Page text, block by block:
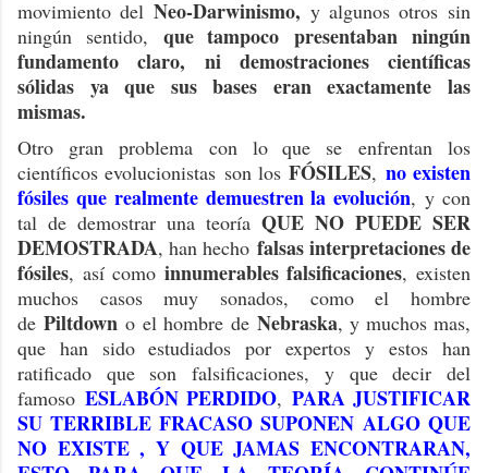
movimiento del Neo-Darwinismo, y algunos otros sin
ningún sentido, que tampoco presentaban ningún
fundamento claro, ni demostraciones científicas
sólidas ya que sus bases eran exactamente las
mismas.
Otro gran problema con lo que se enfrentan los
científicos evolucionistas son losFÓSILES, no existen
fósiles que realmente demuestren la evolución, y con
tal de demostrar una teoríaQUE NO PUEDE SER
DEMOSTRADA, han hecho falsas interpretaciones de
fósiles, así como innumerables falsificaciones, existen
muchos casos muy sonados, como el hombre
dePiltdown o el hombre de Nebraska, y muchos mas,
que han sido estudiados por expertos y estos han
ratificado que son falsificaciones, y que decir del
famoso ESLABÓN PERDIDO, PARA JUSTIFICAR
SU TERRIBLE FRACASO SUPONEN ALGO QUE
NO EXISTE , Y QUE JAMAS ENCONTRARAN,